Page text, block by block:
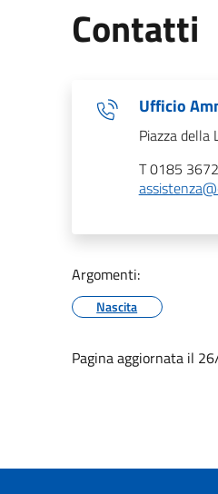
Contatti
Ufficio
Piazza della
T 0185
Argomenti:
Nascita
Pagina aggiornata il